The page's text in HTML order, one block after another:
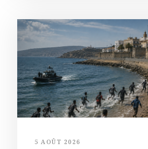
5 AOÛT 2026